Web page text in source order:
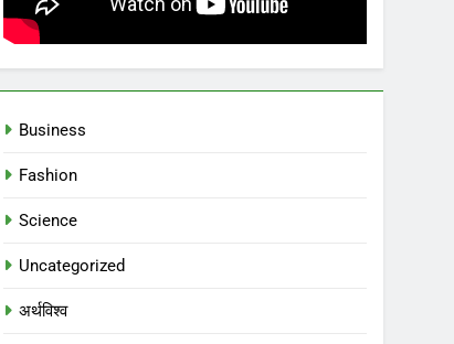
Business
Fashion
Science
Uncategorized
अर्थविश्व